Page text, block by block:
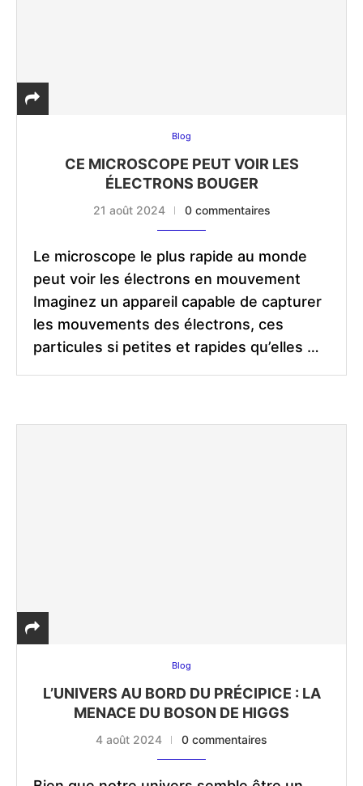
Blog
CE MICROSCOPE PEUT VOIR LES
ÉLECTRONS BOUGER
21 août 2024 0 commentaires
Le microscope le plus rapide au monde
peut voir les électrons en mouvement
Imaginez un appareil capable de capturer
les mouvements des électrons, ces
particules si petites et rapides qu’elles …
Blog
L’UNIVERS AU BORD DU PRÉCIPICE : LA
MENACE DU BOSON DE HIGGS
4 août 2024 0 commentaires